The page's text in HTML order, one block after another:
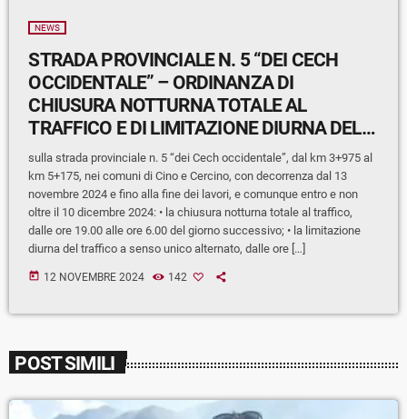
NEWS
STRADA PROVINCIALE N. 5 “DEI CECH
OCCIDENTALE” – ORDINANZA DI
CHIUSURA NOTTURNA TOTALE AL
TRAFFICO E DI LIMITAZIONE DIURNA DEL
TRAFFICO A SENSO UNICO ALTERNATO,
NEI COMUNI DI CINO E CERCINO
sulla strada provinciale n. 5 “dei Cech occidentale”, dal km 3+975 al
km 5+175, nei comuni di Cino e Cercino, con decorrenza dal 13
novembre 2024 e fino alla fine dei lavori, e comunque entro e non
oltre il 10 dicembre 2024: • la chiusura notturna totale al traffico,
dalle ore 19.00 alle ore 6.00 del giorno successivo; • la limitazione
diurna del traffico a senso unico alternato, dalle ore […]
today 12 NOVEMBRE 2024 142
POST SIMILI